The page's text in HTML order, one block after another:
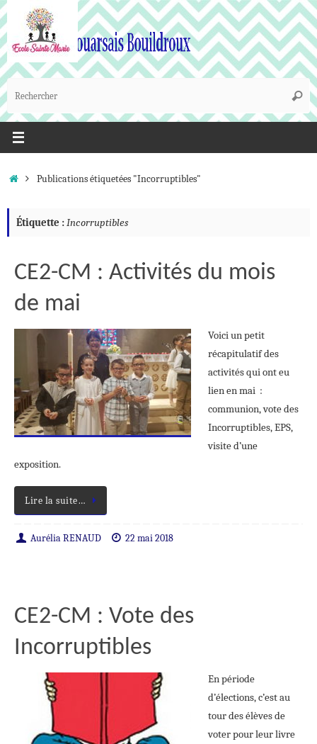
Passer
au
contenu
:
AccueilPublications étiquetées "Incorruptibles"
Étiquette :Incorruptibles
CE2-CM : Activités du mois
de mai
Voici un petit
récapitulatif des
activités qui ont eu
lien en mai :
communion, vote des
Incorruptibles, EPS,
visite d’une
exposition.
Lire la suite…
Aurélia RENAUD 22 mai 2018
CE2-CM : Vote des
Incorruptibles
En période
d’élections, c’est au
tour des élèves de
voter pour leur livre